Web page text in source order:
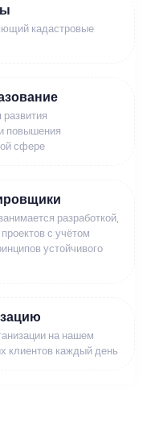
кадастровые
повышения
сфере
разработкой,
с учётом
устойчивого
на нашем
клиентов каждый день